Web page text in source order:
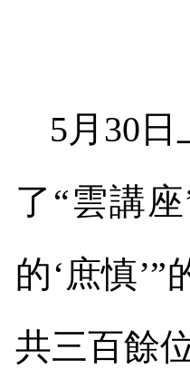
5月 30
了“雲講
的‘庶慎
共三百餘